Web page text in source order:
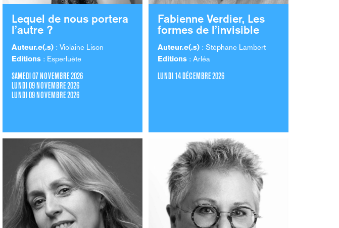
Lequel de nous portera
l’autre ?
Auteur.e(.s): Violaine Lison
Editions: Esperluète
SAMEDI 07 NOVEMBRE 2026
LUNDI 09 NOVEMBRE 2026
LUNDI 09 NOVEMBRE 2026
Fabienne Verdier, Les
formes de l’invisible
Auteur.e(.s): Stéphane Lambert
Editions: Arléa
LUNDI 14 DÉCEMBRE 2026